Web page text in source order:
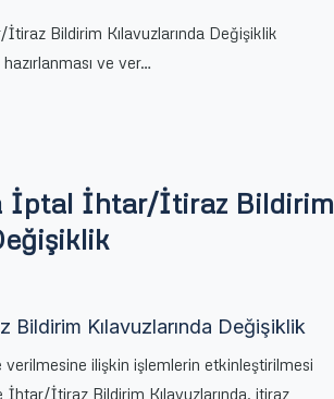
Bildirim Kılavuzlarında Değişiklik
ve ver…
İptal İhtar/İtiraz Bildirim
Kılavuzlarında Değişiklik
verilmesine ilişkin işlemlerin etkinleştirilmesi
İtiraz Bildirim Kılavuzlarında, itiraz